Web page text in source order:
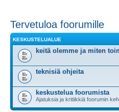
Tervetuloa foorumille
KESKUSTELUALUE
keitä olemme ja miten
teknisiä ohjeita
keskustelua foorumista
Ajatuksia ja kritiikkiä foorumin